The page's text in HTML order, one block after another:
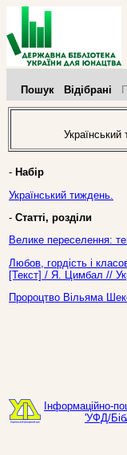
Пошук Відібрані
- Набір
Український тиждень.
- Статті, розділи
Велике переселення:
Любов, гордість і
[Текст] / Я. Цимбал //
Пророцтво Вільяма
Інформаційно-
'УФД/